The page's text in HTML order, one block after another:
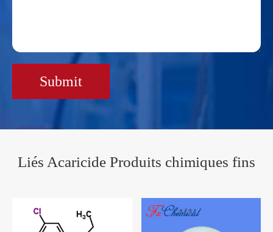
Submit
Liés Acaricide Produits chimiques fins